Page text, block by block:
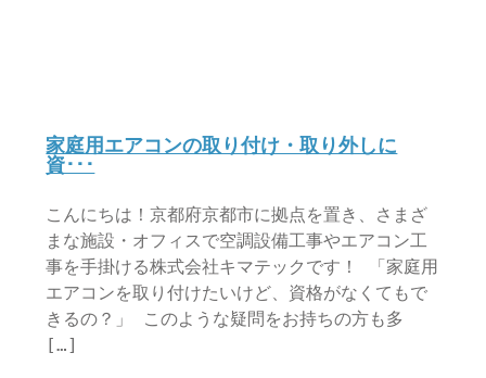
家庭用エアコンの取り付け・取り外しに
資･･･
こんにちは！京都府京都市に拠点を置き、さまざ
まな施設・オフィスで空調設備工事やエアコン工
事を手掛ける株式会社キマテックです！ 「家庭用
エアコンを取り付けたいけど、資格がなくてもで
きるの？」 このような疑問をお持ちの方も多
[…]